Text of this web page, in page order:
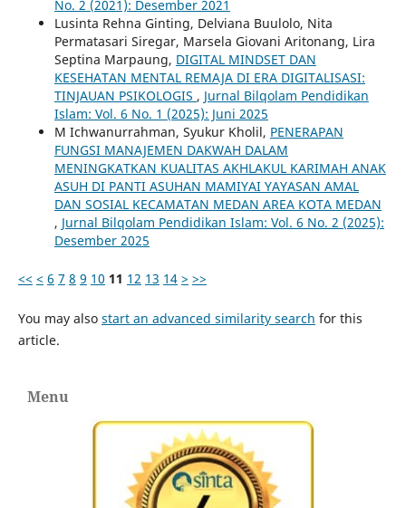
No. 2 (2021): Desember 2021
Lusinta Rehna Ginting, Delviana Buulolo, Nita
Permatasari Siregar, Marsela Giovani Aritonang, Lira
Septina Marpaung, DIGITAL MINDSET DAN
KESEHATAN MENTAL REMAJA DI ERA DIGITALISASI:
TINJAUAN PSIKOLOGIS , Jurnal Bilqolam Pendidikan
Islam: Vol. 6 No. 1 (2025): Juni 2025
M Ichwanurrahman, Syukur Kholil, PENERAPAN
FUNGSI MANAJEMEN DAKWAH DALAM
MENINGKATKAN KUALITAS AKHLAKUL KARIMAH ANAK
ASUH DI PANTI ASUHAN MAMIYAI YAYASAN AMAL
DAN SOSIAL KECAMATAN MEDAN AREA KOTA MEDAN
, Jurnal Bilqolam Pendidikan Islam: Vol. 6 No. 2 (2025):
Desember 2025
<< < 6 7 8 9 10 11 12 13 14 > >>
You may also start an advanced similarity search for this
article.
Menu